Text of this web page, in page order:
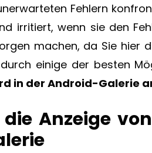
Fehlern
irritiert, wenn sie den
machen, da Sie hier
einige der besten
in der Android-Galerie
Anzeige